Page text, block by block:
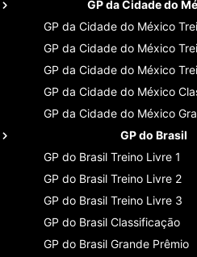
GP da Cidade do
GP da Cidade do México
GP da Cidade do México
GP da Cidade do México
GP da Cidade do México
GP da Cidade do México
GP do Brasil
GP do Brasil Treino Livre 1
GP do Brasil Treino Livre 2
GP do Brasil Treino Livre 3
GP do Brasil Classificaçāo
GP do Brasil Grande Prêmio